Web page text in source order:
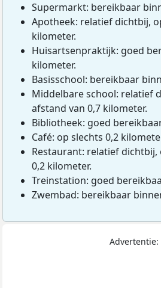
Supermarkt: bereikbaar
Apotheek: relatief dichtbij,
kilometer.
Huisartsenpraktijk: goed
kilometer.
Basisschool: bereikbaar
Middelbare school: relatief
afstand van 0,7 kilometer.
Bibliotheek: goed
Café: op slechts 0,2
Restaurant: relatief dichtbij,
0,2 kilometer.
Treinstation: goed
Zwembad: bereikbaar
Advertentie: